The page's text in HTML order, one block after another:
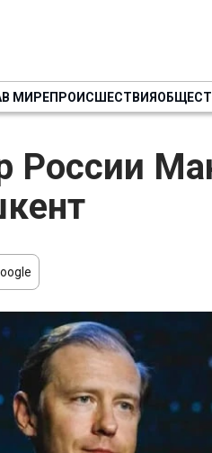
В МИРЕПРОИСШЕСТВИЯ
России